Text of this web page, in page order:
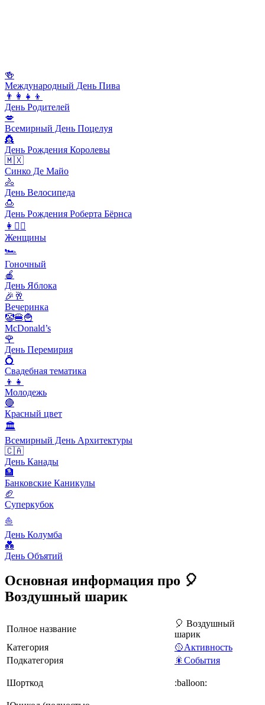
🍻
Международный День Пива
👨‍👩‍👧‍👦
День Родителей
💋
Всемирный День Поцелуя
👸
День Рождения Королевы
🇲🇽
Синко Де Майо
🚴
День Велосипеда
🍮
День Рождения Роберта Бёрнса
👩👱‍♀️
Женщины
🏎
Гоночный
🍎
День Яблока
🎉🥂
Вечеринка
🤡🍔🍟
McDonald’s
🌹
День Перемирия
💍
Свадебная тематика
👦👧
Молодежь
🔴
Красный цвет
🏛
Всемирный День Архитектуры
🇨🇦
День Канады
🏦
Банковские Каникулы
🏈
Суперкубок
⛵️
День Колумба
💑
День Объятий
Основная информация про 🎈
Воздушный шарик
Полное название
🎈 Воздушный
шарик
Категория
🥎Активность
Подкатегория
🎇События
Шорткод :balloon: